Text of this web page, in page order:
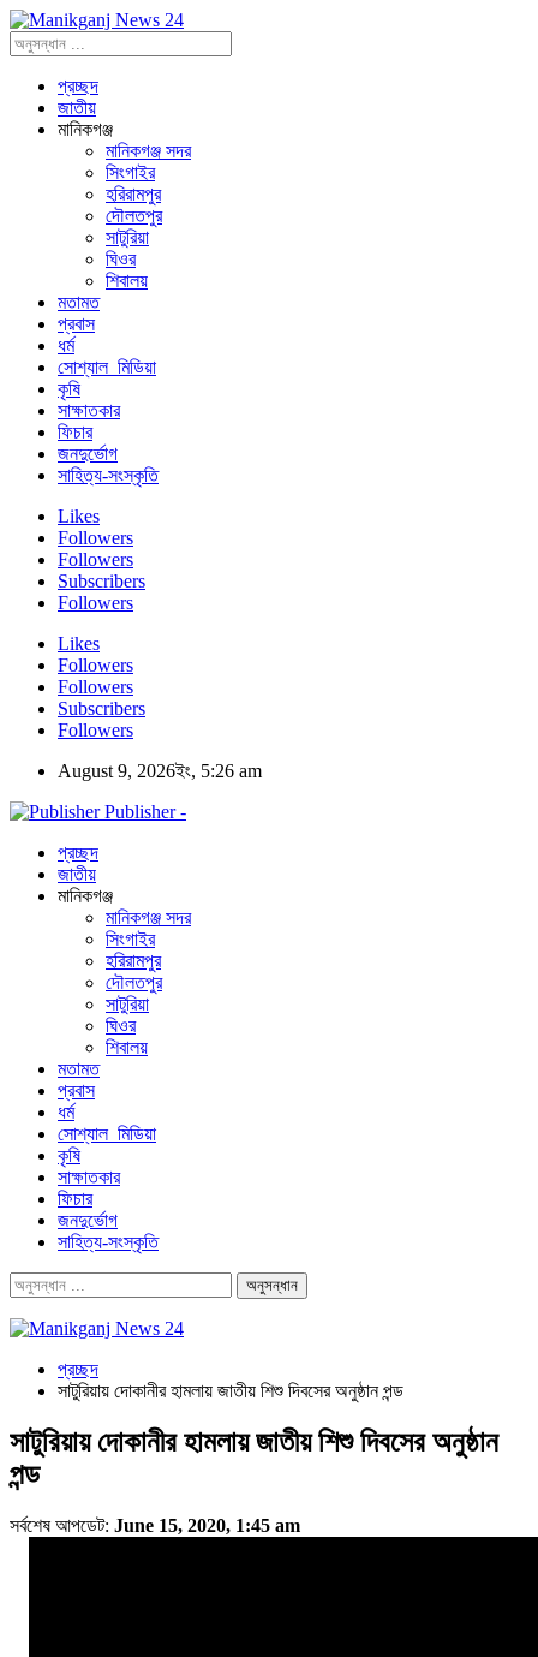
প্রচ্ছদ
জাতীয়
মানিকগঞ্জ
মানিকগঞ্জ সদর
সিংগাইর
হরিরামপুর
দৌলতপুর
সাটুরিয়া
ঘিওর
শিবালয়
মতামত
প্রবাস
ধর্ম
সোশ্যাল_মিডিয়া
কৃষি
সাক্ষাতকার
ফিচার
জনদুর্ভোগ
সাহিত্য-সংস্কৃতি
Likes
Followers
Followers
Subscribers
Followers
Likes
Followers
Followers
Subscribers
Followers
August 9, 2026ইং, 5:26 am
Publisher -
প্রচ্ছদ
জাতীয়
মানিকগঞ্জ
মানিকগঞ্জ সদর
সিংগাইর
হরিরামপুর
দৌলতপুর
সাটুরিয়া
ঘিওর
শিবালয়
মতামত
প্রবাস
ধর্ম
সোশ্যাল_মিডিয়া
কৃষি
সাক্ষাতকার
ফিচার
জনদুর্ভোগ
সাহিত্য-সংস্কৃতি
প্রচ্ছদ
সাটুরিয়ায় দোকানীর হামলায় জাতীয় শিশু দিবসের অনুষ্ঠান পন্ড
সাটুরিয়ায় দোকানীর হামলায় জাতীয় শিশু দিবসের অনুষ্ঠান
পন্ড
সর্বশেষ আপডেট: June 15, 2020, 1:45 am